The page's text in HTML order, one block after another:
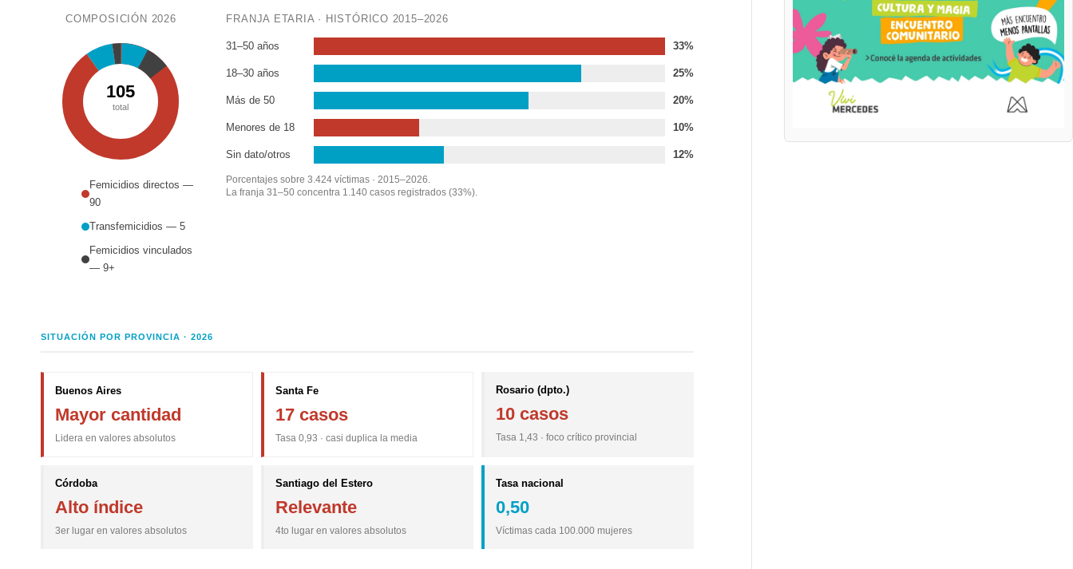
COMPOSICIÓN 2026
105
total
Femicidios directos —
90
Transfemicidios — 5
Femicidios vinculados
— 9+
FRANJA ETARIA · HISTÓRICO 2015–2026
31–50 años 33%
18–30 años 25%
Más de 50 20%
Menores de 18 10%
Sin dato/otros 12%
Porcentajes sobre 3.424 víctimas · 2015–2026.
La franja 31–50 concentra 1.140 casos registrados (33%).
SITUACIÓN POR PROVINCIA · 2026
Buenos Aires
Mayor cantidad
Lidera en valores absolutos
Santa Fe
17 casos
Tasa 0,93 · casi duplica la media
Rosario (dpto.)
10 casos
Tasa 1,43 · foco crítico provincial
Córdoba
Alto índice
3er lugar en valores absolutos
Santiago del Estero
Relevante
4to lugar en valores absolutos
Tasa nacional
0,50
Víctimas cada 100.000 mujeres